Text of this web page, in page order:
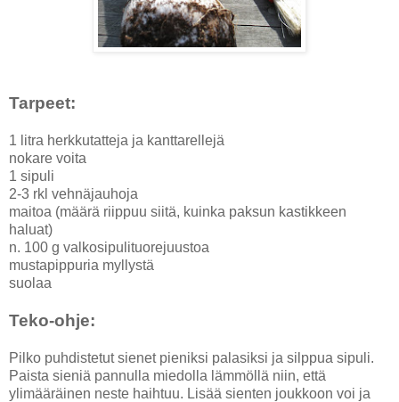
Tarpeet:
1 litra herkkutatteja ja kanttarellejä
nokare voita
1 sipuli
2-3 rkl vehnäjauhoja
maitoa (määrä riippuu siitä, kuinka paksun kastikkeen
haluat)
n. 100 g valkosipulituorejuustoa
mustapippuria myllystä
suolaa
Teko-ohje:
Pilko puhdistetut sienet pieniksi palasiksi ja silppua sipuli.
Paista sieniä pannulla miedolla lämmöllä niin, että
ylimääräinen neste haihtuu. Lisää sienten joukkoon voi ja